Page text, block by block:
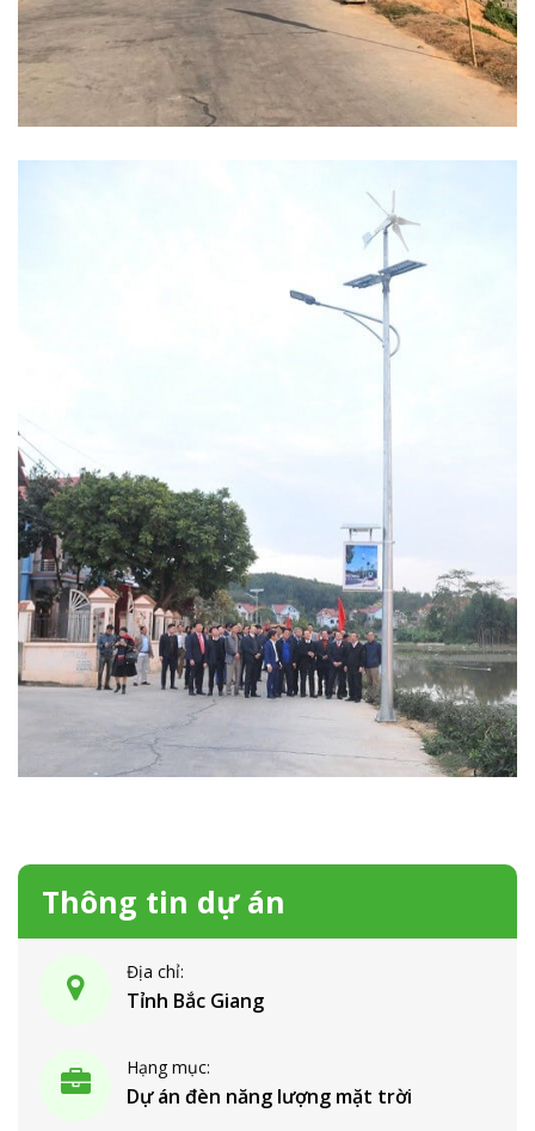
Thông tin dự án
Địa chỉ:
Tỉnh Bắc Giang
Hạng mục:
Dự án đèn năng lượng mặt trời